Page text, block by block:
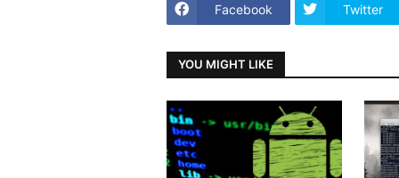
Facebook Twitter
YOU MIGHT LIKE